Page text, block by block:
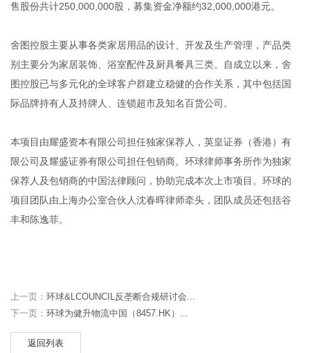
售股份共计250,000,000股，募集资金净额约32,000,000港元。
舍图控股主要从事各类家居用品的设计、开发及生产管理，产品类
别主要分为家居装饰、浴室配件及厨具餐具三类。自成立以来，舍
图控股已与多元化的全球客户群建立稳健的合作关系，其中包括国
际品牌持有人及持牌人、连锁超市及知名百货公司。
本项目由耀盛资本有限公司担任独家保荐人，英皇证券（香港）有
限公司及耀盛证券有限公司担任包销商。环球律师事务所作为独家
保荐人及包销商的中国法律顾问，协助完成本次上市项目。环球的
项目团队由上海办公室合伙人沈春晖律师牵头，团队成员还包括谷
丰和陈逸菲。
上一页： 环球&LCOUNCIL反垄断合规研讨会...
下一页： 环球为健升物流中国（8457.HK）...
返回列表